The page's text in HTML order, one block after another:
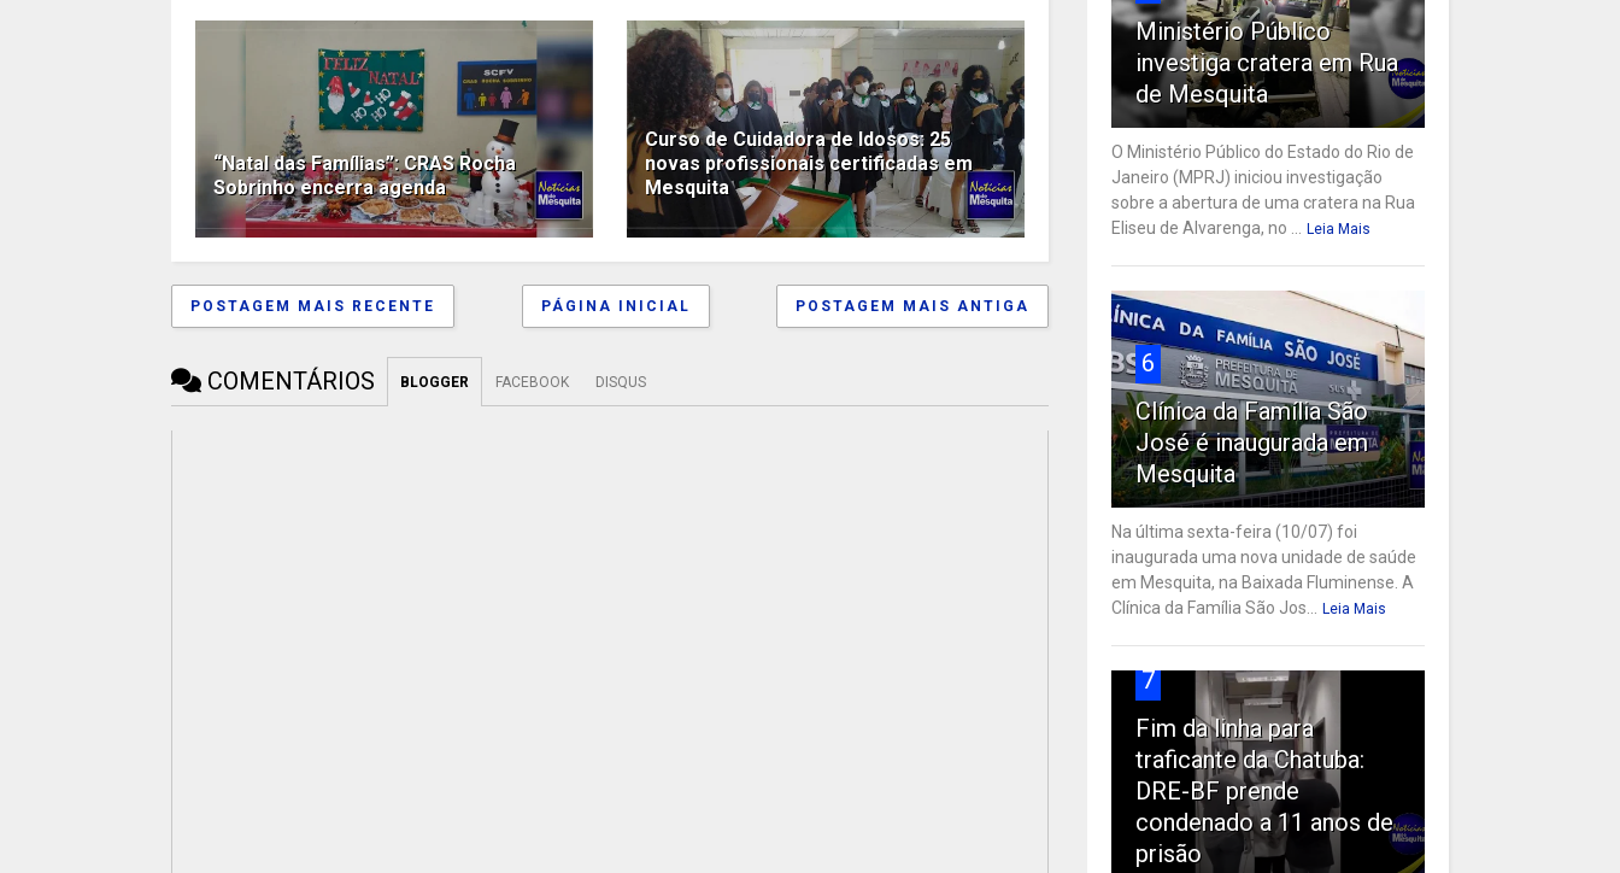
“Natal das Famílias”: CRAS Rocha
Sobrinho encerra agenda
Curso de Cuidadora de Idosos: 25
novas profissionais certificadas em
Mesquita
POSTAGEM MAIS RECENTE POSTAGEM MAIS ANTIGA
PÁGINA INICIAL
COMENTÁRIOS BLOGGER FACEBOOK DISQUS
Ministério Público
investiga cratera em Rua
de Mesquita
O Ministério Público do Estado do Rio de
Janeiro (MPRJ) iniciou investigação
sobre a abertura de uma cratera na Rua
Eliseu de Alvarenga, no ... Leia Mais
6
Clínica da Família São
José é inaugurada em
Mesquita
Na última sexta-feira (10/07) foi
inaugurada uma nova unidade de saúde
em Mesquita, na Baixada Fluminense. A
Clínica da Família São Jos... Leia Mais
7
Fim da linha para
traficante da Chatuba:
DRE-BF prende
condenado a 11 anos de
prisão